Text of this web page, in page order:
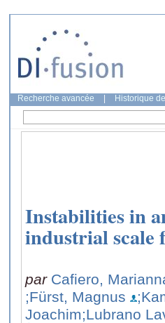
Recherche avancée Historique
Instabilities in
industrial scale
par Cafiero,
;Fürst, Magnus
Joachim;Lubrano